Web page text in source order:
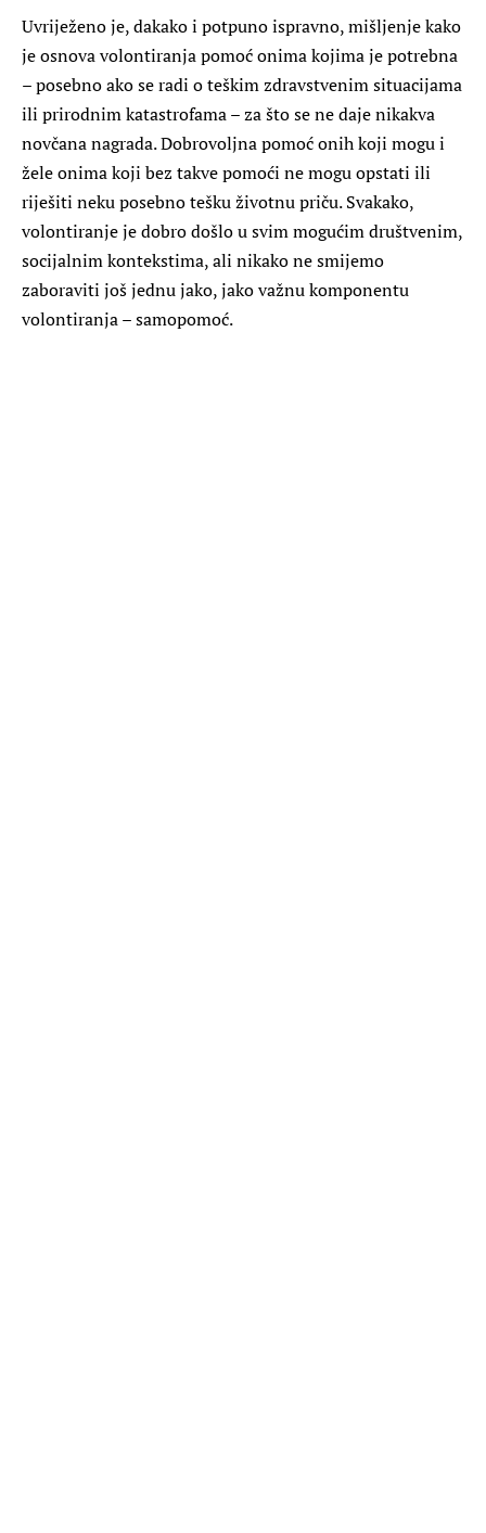
Uvriježeno je, dakako i potpuno ispravno, mišljenje kako
je osnova volontiranja pomoć onima kojima je potrebna
– posebno ako se radi o teškim zdravstvenim situacijama
ili prirodnim katastrofama – za što se ne daje nikakva
novčana nagrada. Dobrovoljna pomoć onih koji mogu i
žele onima koji bez takve pomoći ne mogu opstati ili
riješiti neku posebno tešku životnu priču. Svakako,
volontiranje je dobro došlo u svim mogućim društvenim,
socijalnim kontekstima, ali nikako ne smijemo
zaboraviti još jednu jako, jako važnu komponentu
volontiranja – samopomoć.